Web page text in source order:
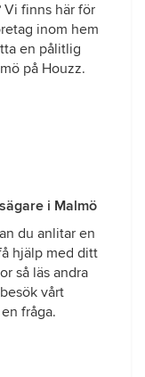
Vi finns här för
inom hem
en pålitlig
på Houzz.
i Malmö
du anlitar en
hjälp med ditt
så läs andra
vårt
fråga.